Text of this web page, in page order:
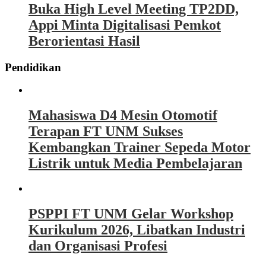
Buka High Level Meeting TP2DD,
Appi Minta Digitalisasi Pemkot
Berorientasi Hasil
Pendidikan
Mahasiswa D4 Mesin Otomotif
Terapan FT UNM Sukses
Kembangkan Trainer Sepeda Motor
Listrik untuk Media Pembelajaran
PSPPI FT UNM Gelar Workshop
Kurikulum 2026, Libatkan Industri
dan Organisasi Profesi